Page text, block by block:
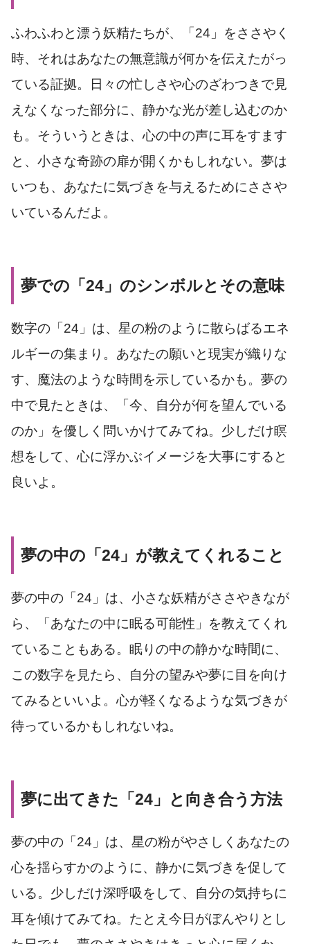
ふわふわと漂う妖精たちが、「24」をささやく
時、それはあなたの無意識が何かを伝えたがっ
ている証拠。日々の忙しさや心のざわつきで見
えなくなった部分に、静かな光が差し込むのか
も。そういうときは、心の中の声に耳をすます
と、小さな奇跡の扉が開くかもしれない。夢は
いつも、あなたに気づきを与えるためにささや
いているんだよ。
夢での「24」のシンボルとその意味
数字の「24」は、星の粉のように散らばるエネ
ルギーの集まり。あなたの願いと現実が織りな
す、魔法のような時間を示しているかも。夢の
中で見たときは、「今、自分が何を望んでいる
のか」を優しく問いかけてみてね。少しだけ瞑
想をして、心に浮かぶイメージを大事にすると
良いよ。
夢の中の「24」が教えてくれること
夢の中の「24」は、小さな妖精がささやきなが
ら、「あなたの中に眠る可能性」を教えてくれ
ていることもある。眠りの中の静かな時間に、
この数字を見たら、自分の望みや夢に目を向け
てみるといいよ。心が軽くなるような気づきが
待っているかもしれないね。
夢に出てきた「24」と向き合う方法
夢の中の「24」は、星の粉がやさしくあなたの
心を揺らすかのように、静かに気づきを促して
いる。少しだけ深呼吸をして、自分の気持ちに
耳を傾けてみてね。たとえ今日がぼんやりとし